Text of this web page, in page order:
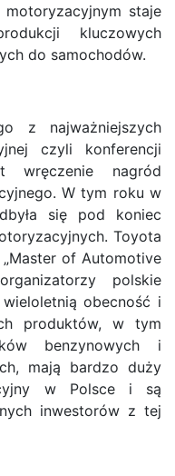
staje
kluczowych
do samochodów.
z najważniejszych
czyli konferencji
wręczenie nagród
W tym roku w
się pod koniec
Toyota
of Automotive
polskie
obecność i
produktów, w tym
benzynowych i
mają bardzo duży
w Polsce i są
inwestorów z tej